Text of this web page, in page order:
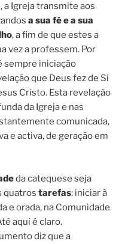
a Igreja transmite aos
a sua fé e a sua
, a fim de que estes a
vez a professem. Por
sempre iniciação
que Deus fez de Si
Cristo. Esta revelação
da Igreja e nas
comunicada,
e activa, de geração em
da catequese seja
quatros tarefas: iniciar à
e orada, na Comunidade
aqui é claro.
diz que a